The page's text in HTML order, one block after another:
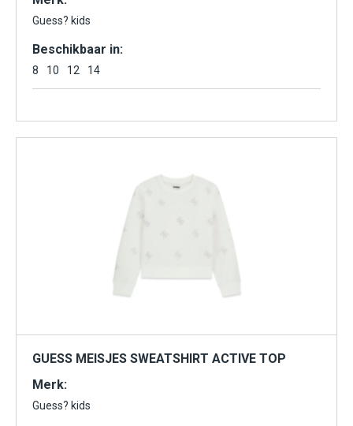
Guess? kids
Beschikbaar in:
8 10 12 14
GUESS MEISJES SWEATSHIRT ACTIVE TOP
Merk:
Guess? kids